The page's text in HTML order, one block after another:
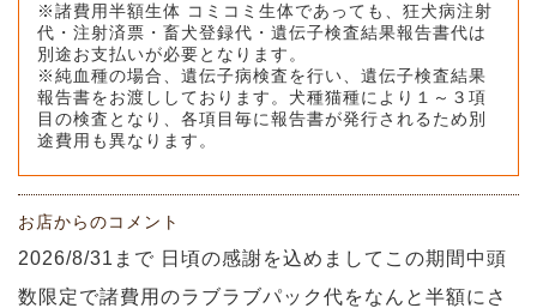
※諸費用半額生体 コミコミ生体であっても、狂犬病注射
代・注射済票・畜犬登録代・遺伝子検査結果報告書代は
別途お支払いが必要となります。
※純血種の場合、遺伝子病検査を行い、遺伝子検査結果
報告書をお渡ししております。犬種猫種により１～３項
目の検査となり、各項目毎に報告書が発行されるため別
途費用も異なります。
お店からのコメント
2026/8/31まで 日頃の感謝を込めましてこの期間中頭
数限定で諸費用のラブラブパック代をなんと半額にさ